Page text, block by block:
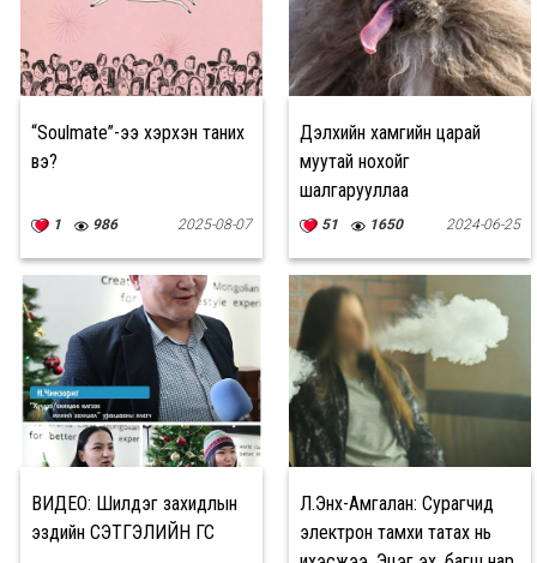
“Soulmate”-ээ хэрхэн таних
вэ?
1 986 2025-08-07
Дэлхийн хамгийн царай
муутай нохойг
шалгарууллаа
51 1650 2024-06-25
ВИДЕО: Шилдэг захидлын
эздийн СЭТГЭЛИЙН ҮГС
Л.Энх-Амгалан: Сурагчид
электрон тамхи татах нь